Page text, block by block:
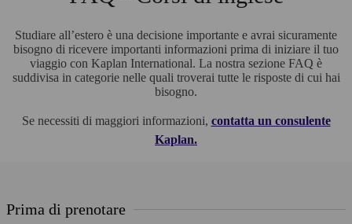
Studiare all’estero è una decisione importante e avrai sicuramente
bisogno di ricevere importanti informazioni prima di iniziare il tuo
viaggio con Kaplan International. La nostra sezione FAQ è
suddivisa in categorie nelle quali troverai tutte le risposte di cui hai
bisogno.
Se necessiti di maggiori informazioni, contatta un consulente
Kaplan.
Prima di prenotare